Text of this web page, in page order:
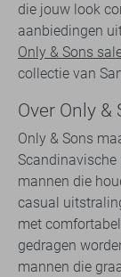
die jouw look
aanbiedingen
Only & Sons
collectie van
Over Only &
Only & Sons
Scandinavische
mannen die
casual
met
gedragen
mannen die